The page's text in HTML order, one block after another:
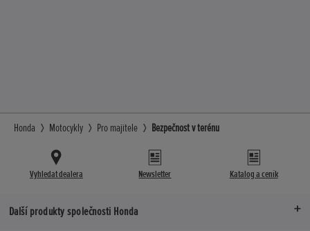
Honda Motocykly Pro majitele Bezpečnost v terénu
Vyhledat dealera Newsletter Katalog a ceník
Další produkty společnosti Honda